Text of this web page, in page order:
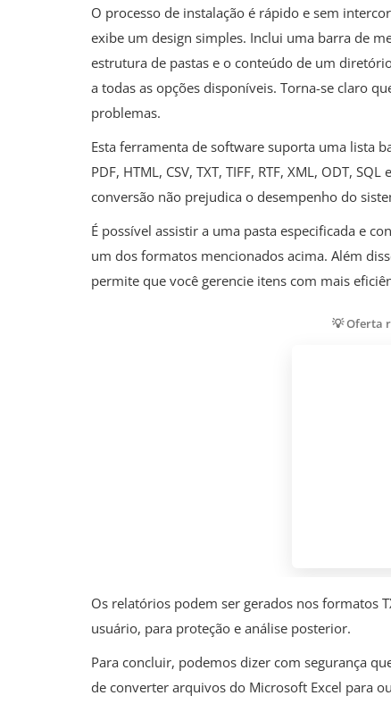
O processo de instalação é rápido e sem
exibe um design simples. Inclui uma barra de
estrutura de pastas e o conteúdo de um
a todas as opções disponíveis. Torna-se claro
problemas.
Esta ferramenta de software suporta uma lista
PDF, HTML, CSV, TXT, TIFF, RTF, XML, ODT,
conversão não prejudica o desempenho do
É possível assistir a uma pasta especificada e
um dos formatos mencionados acima. Além
permite que você gerencie itens com mais
💡 Oferta
Os relatórios podem ser gerados nos formatos
usuário, para proteção e análise posterior.
Para concluir, podemos dizer com segurança
de converter arquivos do Microsoft Excel para